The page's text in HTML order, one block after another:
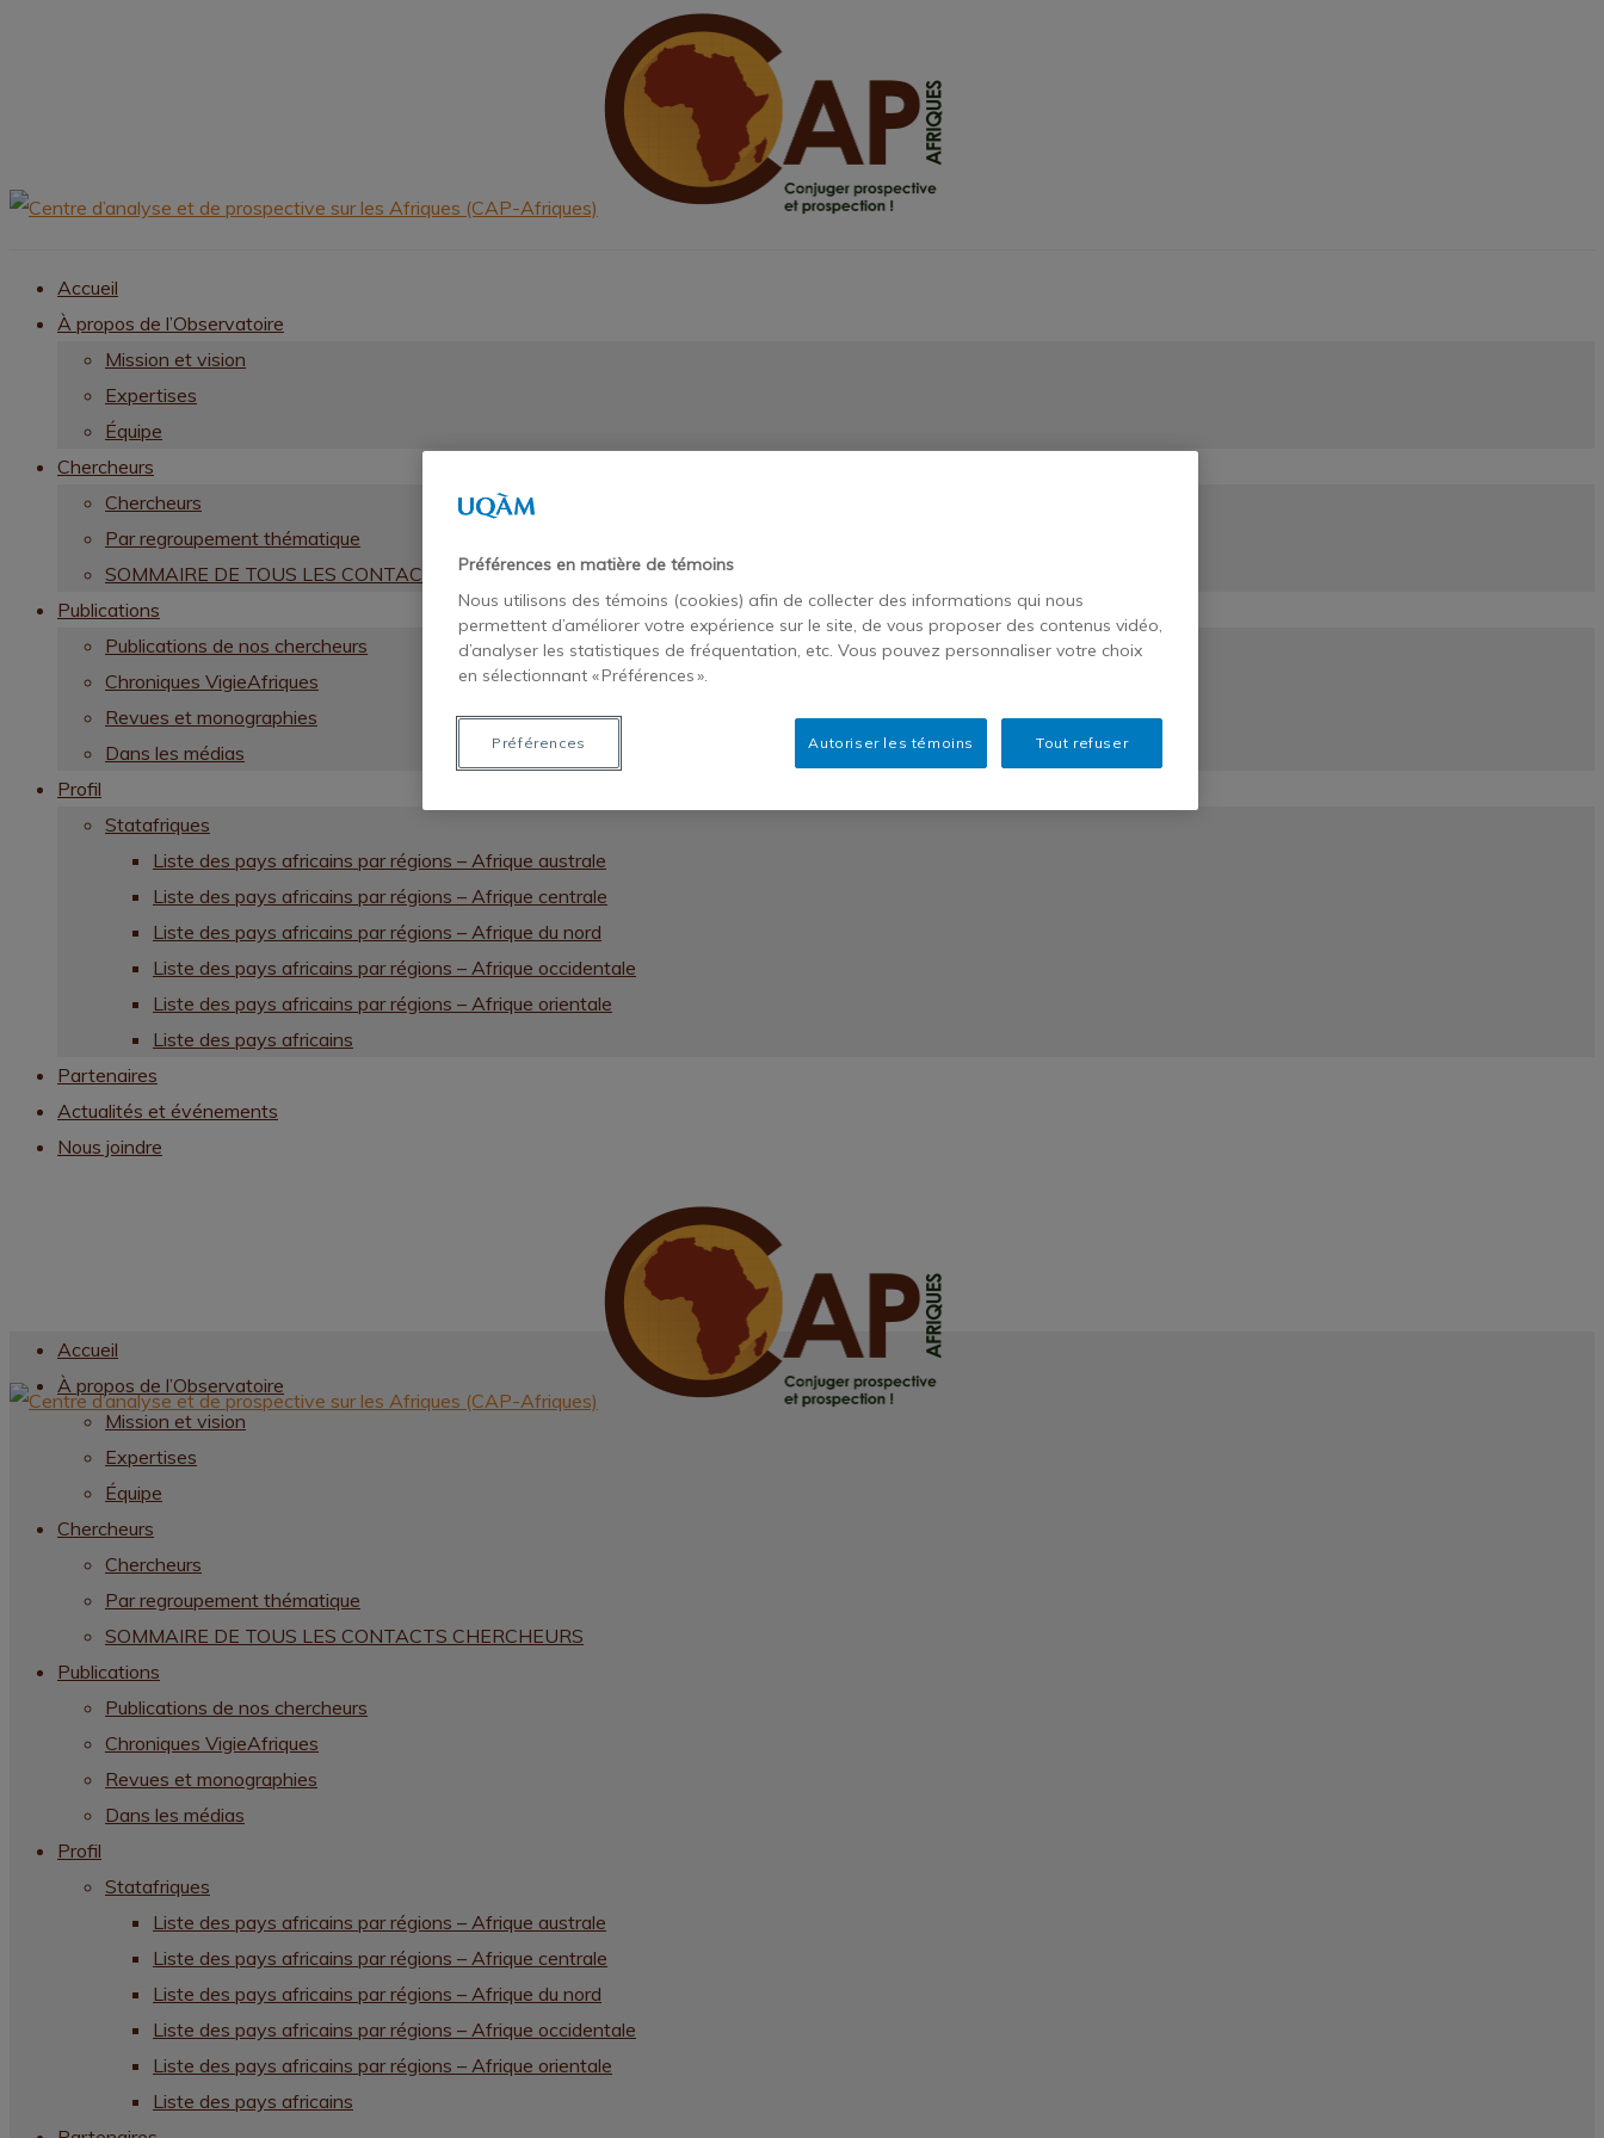
Accueil
À propos de l’Observatoire
Mission et vision
Expertises
Équipe
Chercheurs
Chercheurs
Par regroupement thématique
SOMMAIRE DE TOUS LES CONTACTS CHERCHEURS
Publications
Publications de nos chercheurs
Chroniques VigieAfriques
Revues et monographies
Dans les médias
Profil
Statafriques
Liste des pays africains par régions – Afrique australe
Liste des pays africains par régions – Afrique centrale
Liste des pays africains par régions – Afrique du nord
Liste des pays africains par régions – Afrique occidentale
Liste des pays africains par régions – Afrique orientale
Liste des pays africains
Partenaires
Actualités et événements
Nous joindre
Accueil
À propos de l’Observatoire
Mission et vision
Expertises
Équipe
Chercheurs
Chercheurs
Par regroupement thématique
SOMMAIRE DE TOUS LES CONTACTS CHERCHEURS
Publications
Publications de nos chercheurs
Chroniques VigieAfriques
Revues et monographies
Dans les médias
Profil
Statafriques
Liste des pays africains par régions – Afrique australe
Liste des pays africains par régions – Afrique centrale
Liste des pays africains par régions – Afrique du nord
Liste des pays africains par régions – Afrique occidentale
Liste des pays africains par régions – Afrique orientale
Liste des pays africains
Préférences en matière de témoins
Nous utilisons des témoins (cookies) afin de collecter des informations qui nous
permettent d’améliorer votre expérience sur le site, de vous proposer des contenus vidéo,
d’analyser les statistiques de fréquentation, etc. Vous pouvez personnaliser votre choix
en sélectionnant « Préférences ».
Tout refuser
Autoriser les témoins
Préférences